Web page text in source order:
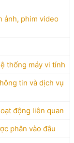
ảnh, phim video
thống máy vi tính
tin và dịch vụ
động liên quan
phân vào đâu